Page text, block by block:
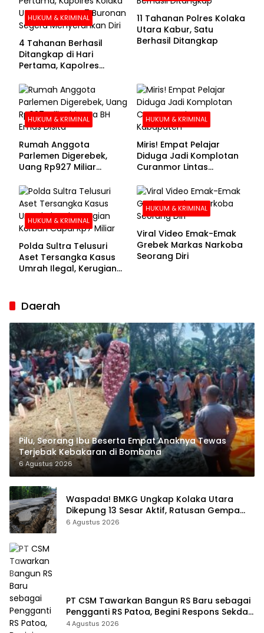
HUKUM & KRIMINAL
4 Tahanan Berhasil
Ditangkap di Hari
Pertama, Kapolres
Buronan Segera
Menyerahkan Diri
11 Tahanan Polres Kolaka
Utara Kabur, Satu
Berhasil Ditangkap
HUKUM & KRIMINAL
Rumah Anggota
Parlemen Digerebek,
Uang Rp927 Miliar
HUKUM & KRIMINAL
Miris! Empat Pelajar
Diduga Jadi Komplotan
Curanmor Lintas
HUKUM & KRIMINAL
Polda Sultra Telusuri
Aset Tersangka Kasus
Umrah Ilegal, Kerugian
HUKUM & KRIMINAL
Viral Video Emak-Emak
Grebek Markas Narkoba
Seorang Diri
Daerah
Pilu, Seorang Ibu Beserta Empat Anaknya Tewas
Terjebak Kebakaran di Bombana
6 Agustus 2026
Waspada! BMKG Ungkap Kolaka Utara
Dikepung 13 Sesar Aktif, Ratusan Gempa
Sudah Terekam
6 Agustus 2026
PT CSM Tawarkan Bangun RS Baru sebagai
Pengganti RS Patoa, Begini Respons Sekda
Kolut
4 Agustus 2026